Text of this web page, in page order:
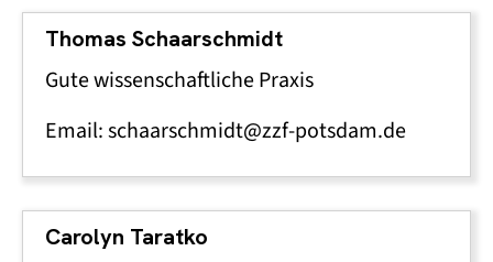
Thomas Schaarschmidt
Gute wissenschaftliche Praxis
Email: schaarschmidt@zzf-potsdam.de
Carolyn Taratko